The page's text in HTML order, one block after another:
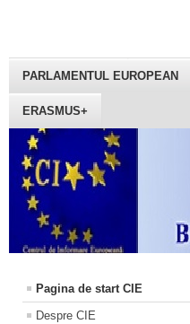
PARLAMENTUL EUROPEAN
ERASMUS+
Pagina de start CIE
Despre CIE